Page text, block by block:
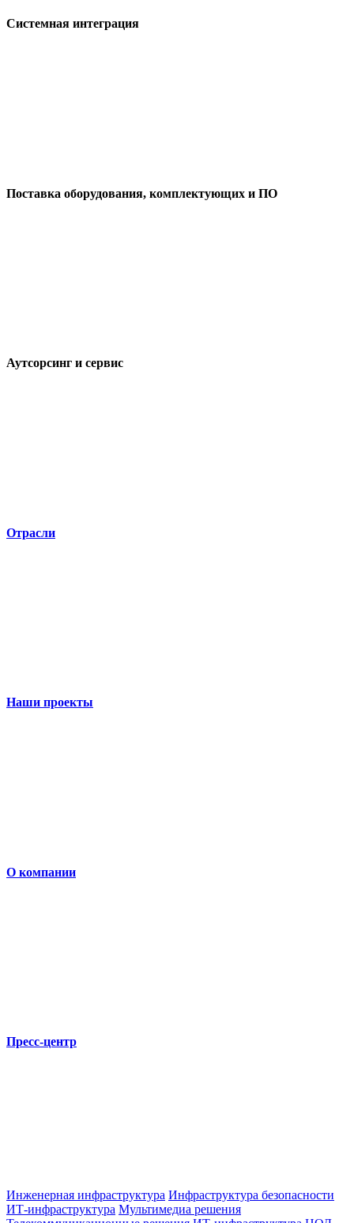
Системная интеграция
Поставка оборудования, комплектующих и ПО
Аутсорсинг и сервис
Отрасли
Наши проекты
О компании
Пресс-центр
Инженерная инфраструктура Инфраструктура безопасности
ИТ-инфраструктура Мультимедиа решения